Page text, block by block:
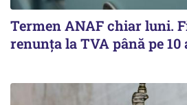
Termen ANAF chiar luni.
renunța la TVA până pe 10